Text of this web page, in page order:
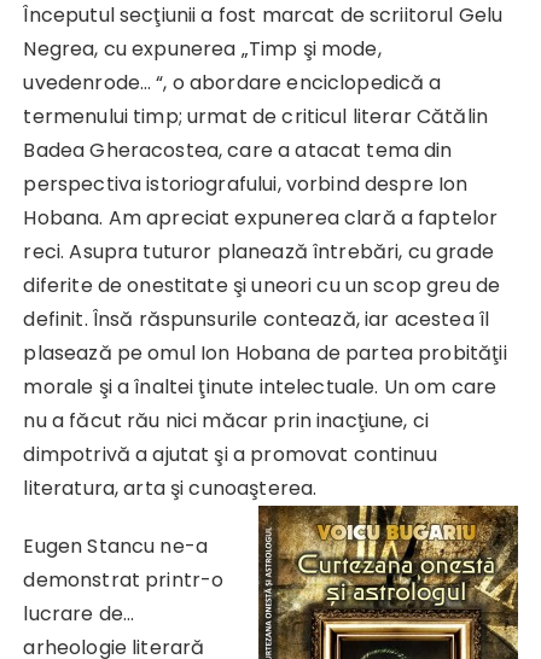
Începutul secţiunii a fost marcat de scriitorul Gelu
Negrea, cu expunerea „Timp şi mode,
uvedenrode… “, o abordare enciclopedică a
termenului timp; urmat de criticul literar Cătălin
Badea Gheracostea, care a atacat tema din
perspectiva istoriografului, vorbind despre Ion
Hobana. Am apreciat expunerea clară a faptelor
reci. Asupra tuturor planează întrebări, cu grade
diferite de onestitate şi uneori cu un scop greu de
definit. Însă răspunsurile contează, iar acestea îl
plasează pe omul Ion Hobana de partea probităţii
morale şi a înaltei ţinute intelectuale. Un om care
nu a făcut rău nici măcar prin inacţiune, ci
dimpotrivă a ajutat şi a promovat continuu
literatura, arta şi cunoaşterea.
Eugen Stancu ne-a
demonstrat printr-o
lucrare de…
arheologie literară